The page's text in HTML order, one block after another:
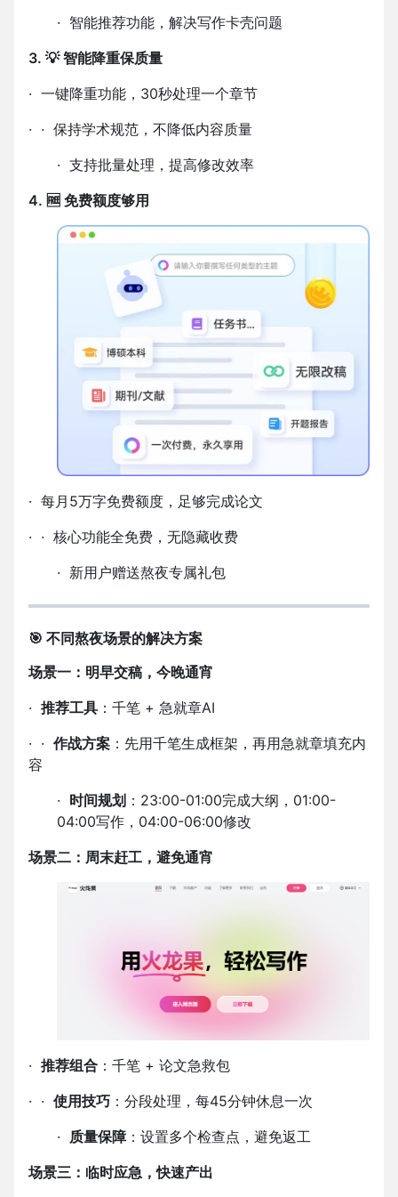
· 智能推荐功能，解决写作卡壳问题
3. 💡 智能降重保质量
· 一键降重功能， 30秒处理一个章节
· · 保持学术规范，不降低内容质量
· 支持批量处理，提高修改效率
4. 🆓 免费额度够用
· 每月 5万字免费额度，足够完成论文
· · 核心功能全免费，无隐藏收费
· 新用户赠送熬夜专属礼包
🎯 不同熬夜场景的解决方案
场景一：明早交稿，今晚通宵
· 推荐工具 ：千笔 + 急就章AI
· · 作战方案 ：先用千笔生成框架，再用急就章填充内
容
· 时间规划 ： 23:00-01:00完成大纲， 01:00-
04:00写作， 04:00-06:00修改
场景二：周末赶工，避免通宵
· 推荐组合 ：千笔 + 论文急救包
· · 使用技巧 ：分段处理，每45分钟休息一次
·
质量保障：设置多个检查点，避免返工
场景三：临时应急，快速产出